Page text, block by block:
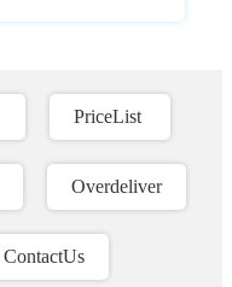
PriceList
Overdeliver
ContactUs